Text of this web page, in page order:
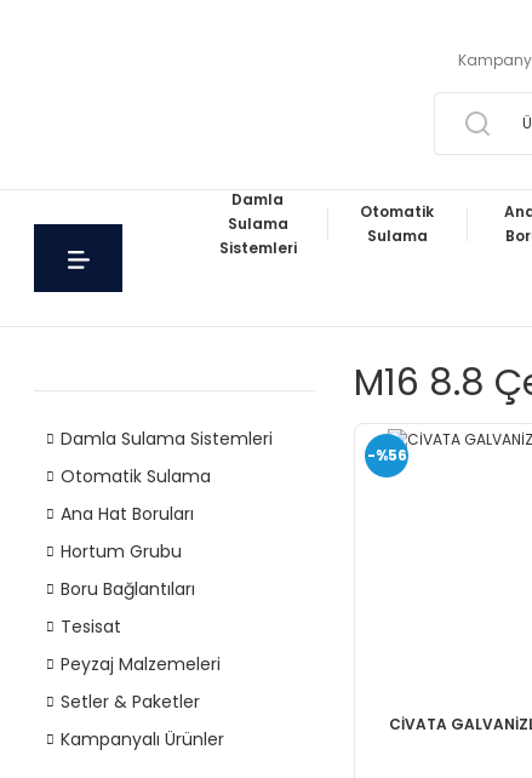
Damla
Sulama
Sistemleri
Otomatik
Sulama
Damla Sulama Sistemleri
Otomatik Sulama
Ana Hat Boruları
Hortum Grubu
Boru Bağlantıları
Tesisat
Peyzaj Malzemeleri
Setler & Paketler
Kampanyalı Ürünler
M16 8.8
-%56
CİVATA